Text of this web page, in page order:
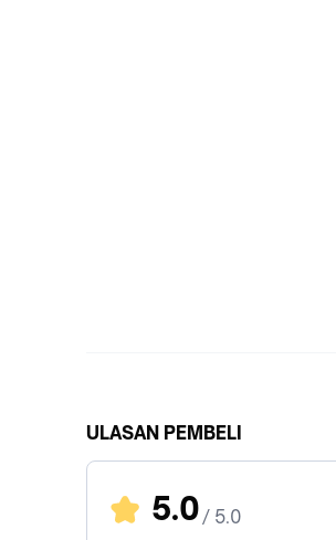
ULASAN PEMBELI
5.0 / 5.0